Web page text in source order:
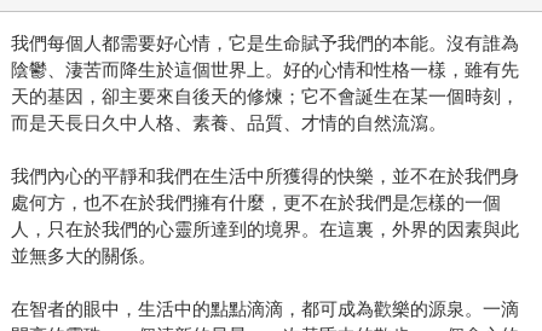
我們每個人都需要好心情，它是生命賦予我們的本能。沒有誰為
陰鬱、淒苦而降生於這個世界上。好的心情和性格一樣，雖有先
天的基因，卻主要來自後天的修煉；它不會誕生在某一個時刻，
而是天長日久中人格、素養、品質、才情的自然流瀉。
我們內心的平靜和我們在生活中所獲得的快樂，並不在於我們身
處何方，也不在於我們擁有什麼，更不在於我們是怎樣的一個
人，只在於我們的心靈所達到的境界。在這裏，外界的因素與此
並無多大的關係。
在智者的眼中，生活中的點點滴滴，都可成為歡樂的源泉。一滴